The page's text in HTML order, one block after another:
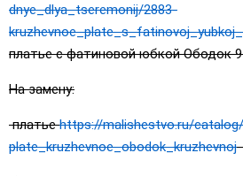
dnye_dlya_tseremonij/2883-
платье с фатиновой юбкой Ободок
На замену:
платьеhttps://malishestvo.ru/
plate_kruzhevnoe_obodok_kruzhevnoj